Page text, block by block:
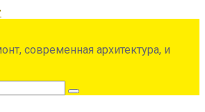
современная архитектура, и